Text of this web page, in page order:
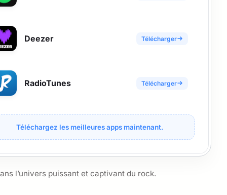
Deezer Télécharger
RadioTunes Télécharger
Téléchargez les meilleures apps maintenant.
l’univers puissant et captivant du rock.